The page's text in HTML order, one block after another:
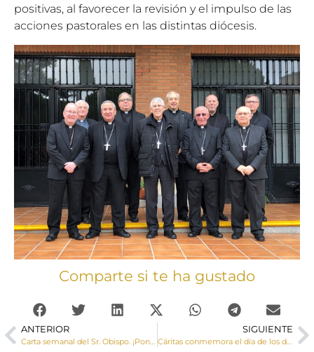
positivas, al favorecer la revisión y el impulso de las
acciones pastorales en las distintas diócesis.
Comparte si te ha gustado
ANTERIOR
Carta semanal del Sr. Obispo. ¡Pon el “belén”!
SIGUIENTE
Cáritas conmemora el día de los derechos humanos con la inauguración de la exposición “objetivo planeta 2030” en Valera de Abajo